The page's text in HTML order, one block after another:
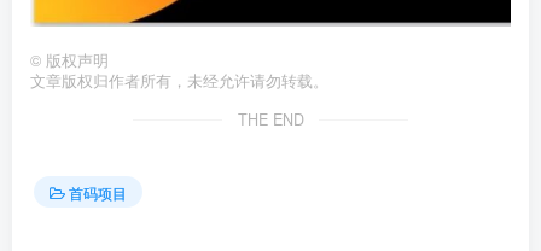
© 版权声明
文章版权归作者所有，未经允许请勿转载。
THE END
首码项目